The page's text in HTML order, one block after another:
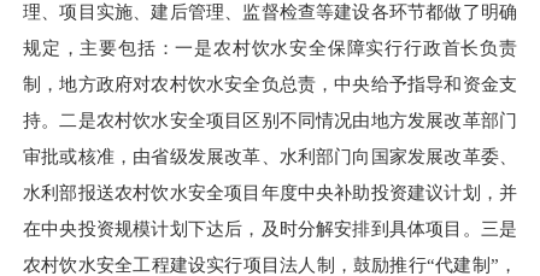
理、项目实施、建后管理、监督检查等建设各环节都做了明确
规定，主要包括：一是农村饮水安全保障实行行政首长负责
制，地方政府对农村饮水安全负总责，中央给予指导和资金支
持。二是农村饮水安全项目区别不同情况由地方发展改革部门
审批或核准，由省级发展改革、水利部门向国家发展改革委、
水利部报送农村饮水安全项目年度中央补助投资建议计划，并
在中央投资规模计划下达后，及时分解安排到具体项目。三是
农村饮水安全工程建设实行项目法人制，鼓励推行“代建制”，